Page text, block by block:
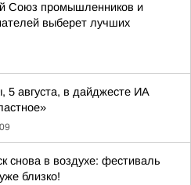
Союз промышленников и
выберет лучших
5 августа, в дайджесте ИА
снова в воздухе: фестиваль
близко!